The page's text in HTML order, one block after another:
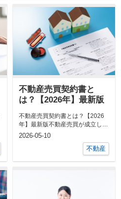
不動産売買契約書と
は？【2026年】最新版
不動産売買契約書とは？【2026
年】最新版不動産売買が成立した
場合、重要な書類を取り交わしま
2026-05-10
不動産